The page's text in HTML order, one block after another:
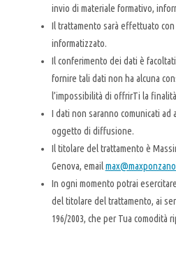
invio di materiale formativo,
Il trattamento sarà effettuato
informatizzato.
Il conferimento dei dati è
fornire tali dati non ha alcuna
l’impossibilità di offrirTi la
I dati non saranno comunicati
oggetto di diffusione.
Il titolare del trattamento è
Genova, email
In ogni momento potrai
del titolare del trattamento, ai
196/2003, che per Tua comodità